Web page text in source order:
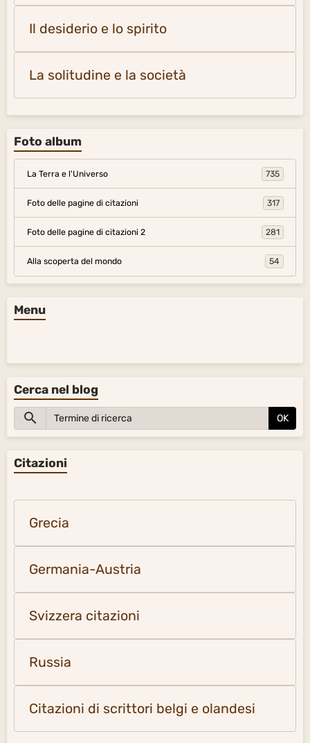
Il desiderio e lo spirito
La solitudine e la società
Foto album
La Terra e l'Universo 735
Foto delle pagine di citazioni 317
Foto delle pagine di citazioni 2 281
Alla scoperta del mondo 54
Menu
Cerca nel blog
OK
Citazioni
Grecia
Germania-Austria
Svizzera citazioni
Russia
Citazioni di scrittori belgi e olandesi